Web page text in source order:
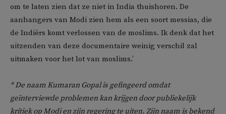
om te laten zien dat ze niet in India thuishoren. De
aanhangers van Modi zien hem als een soort messias, die
de Indiërs komt verlossen van de moslims. Ik denk dat het
uitzenden van deze documentaire weinig verschil zal
uitmaken voor het lot van moslims.’
* De naam Kumaran Gopal is gefingeerd omdat
geïnterviewde problemen kan krijgen door publiekelijk
kritiek op Modi en zijn regering te uiten. Zijn naam is bekend